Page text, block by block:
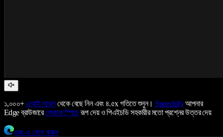
১,০০০+এআই ভয়েসথেকে বেছে নিন এবং ৪.৫x গতিতে শুনুন। Speechifyআপনার
Edge ব্রাউজারেলেখাকে স্পিচেরূপ দেয় ও পিএইচডি সহকারীর মতো প্রশ্নের উত্তর দেয়
এজ-এ যোগ করুন